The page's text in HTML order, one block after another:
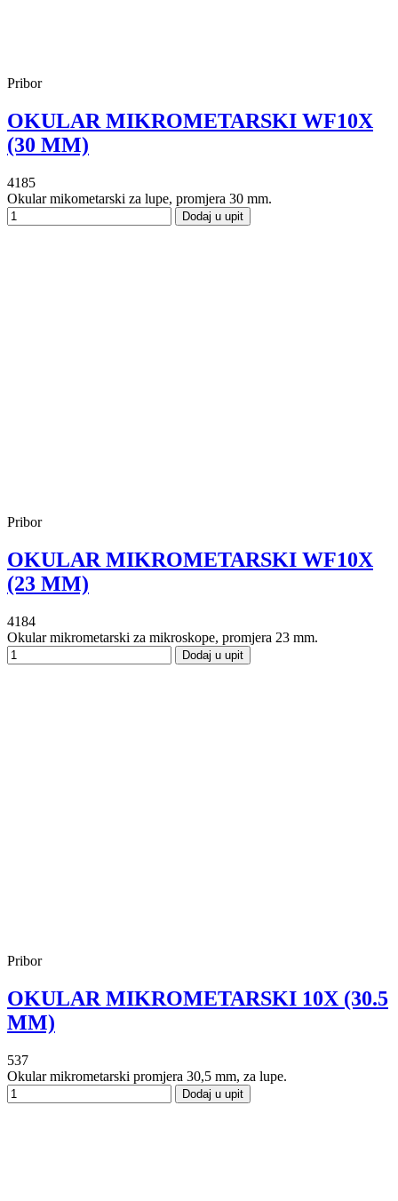
Pribor
OKULAR MIKROMETARSKI WF10X
(30 MM)
4185
Okular mikometarski za lupe, promjera 30 mm.
Dodaj u upit
Pribor
OKULAR MIKROMETARSKI WF10X
(23 MM)
4184
Okular mikrometarski za mikroskope, promjera 23 mm.
Dodaj u upit
Pribor
OKULAR MIKROMETARSKI 10X (30.5
MM)
537
Okular mikrometarski promjera 30,5 mm, za lupe.
Dodaj u upit